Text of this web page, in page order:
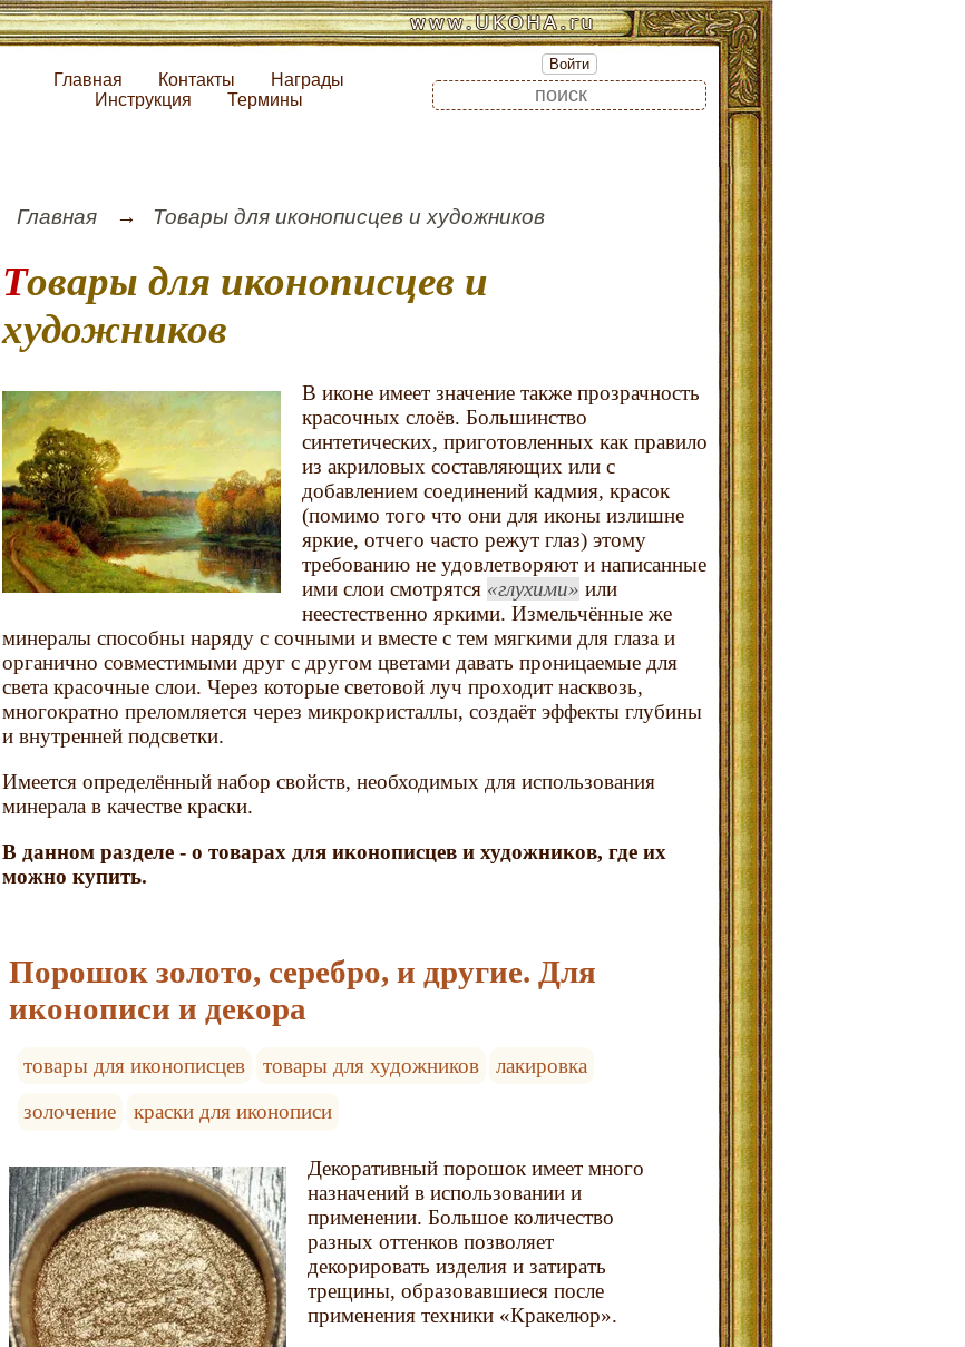
Главная Контакты
Награды
Инструкция
Термины
Войти
Главная Товары для иконописцев и художников
Товары для иконописцев и
художников
В иконе имеет значение также прозрачность
красочных слоёв. Большинство
синтетических, приготовленных как правило
из акриловых составляющих или с
добавлением соединений кадмия, красок
(помимо того что они для иконы излишне
яркие, отчего часто режут глаз) этому
требованию не удовлетворяют и написанные
ими слои смотрятся
глухими
или
неестественно яркими. Измельчённые же
минералы способны наряду с сочными и вместе с тем мягкими для глаза и
органично совместимыми друг с другом цветами давать проницаемые для
света красочные слои. Через которые световой луч проходит насквозь,
многократно преломляется через микрокристаллы, создаёт эффекты глубины
и внутренней подсветки.
Имеется определённый набор свойств, необходимых для использования
минерала в качестве краски.
В данном разделе - о товарах для иконописцев и художников, где их
можно купить.
Порошок золото, серебро, и другие. Для
иконописи и декора
товары для иконописцев товары для художников
лакировка
золочение
краски для иконописи
Декоративный порошок имеет много
назначений в использовании и
применении. Большое количество
разных оттенков позволяет
декорировать изделия и затирать
трещины, образовавшиеся после
применения техники «Кракелюр».